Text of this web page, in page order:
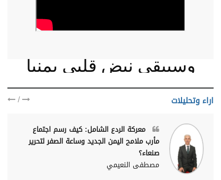
وسيبقى نبض قلبي يمنيا
اراء وتحليلات /
معركة الردع الشامل: كيف رسم اجتماع
مأرب ملامح اليمن الجديد وساعة الصفر لتحرير
صنعاء؟
مصطفى النعيمي